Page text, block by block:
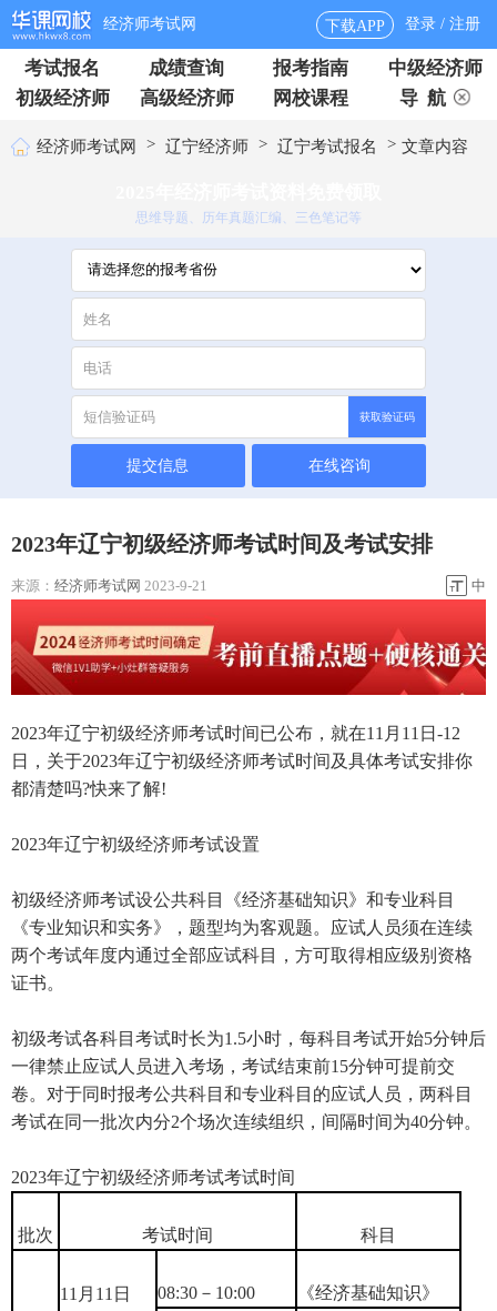
经济师考试网 下载APP 登录 / 注册
考试报名 成绩查询 报考指南
中级经济师
初级经济师
高级经济师 网校课程 导 航
经济师考试网 > 辽宁经济师 > 辽宁考试报名 > 文章内容
思维导题、历年真题汇编、三色笔记等
获取验证码
提交信息 在线咨询
2023年辽宁初级经济师考试时间及考试安排
来源： 经济师考试网 2023-9-21 中
2023年辽宁初级经济师考试时间已公布，就在11月11日-12
日，关于2023年辽宁初级经济师考试时间及具体考试安排你
都清楚吗?快来了解!
2023年辽宁初级经济师考试设置
初级经济师考试设公共科目《经济基础知识》和专业科目
《专业知识和实务》，题型均为客观题。应试人员须在连续
两个考试年度内通过全部应试科目，方可取得相应级别资格
证书。
初级考试各科目考试时长为1.5小时，每科目考试开始5分钟后
一律禁止应试人员进入考场，考试结束前15分钟可提前交
卷。对于同时报考公共科目和专业科目的应试人员，两科目
考试在同一批次内分2个场次连续组织，间隔时间为40分钟。
2023年辽宁初级经济师考试考试时间
批次 考试时间 科目
11月11日 08:30－10:00 《经济基础知识》